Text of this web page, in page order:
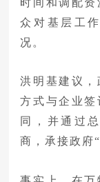
时间和调配
众对基层工
况。
洪明基建议
方式与企业
同，并通过
商，承接政府